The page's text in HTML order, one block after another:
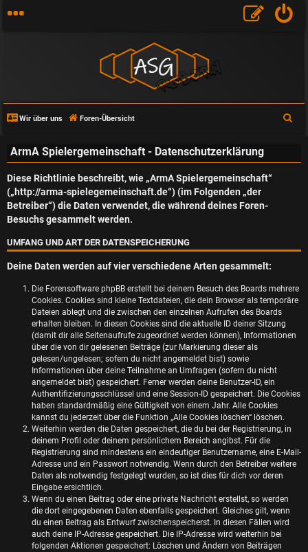
Wir über uns Foren-Übersicht
ArmA Spielergemeinschaft - Datenschutzerklärung
Diese Richtlinie beschreibt, wie „ArmA Spielergemeinschaft“
(„http://arma-spielegemeinschaft.de“) (im Folgenden „der
Betreiber“) die Daten verwendet, die während deines Foren-
Besuchs gesammelt werden.
UMFANG UND ART DER DATENSPEICHERUNG
Deine Daten werden auf vier verschiedene Arten gesammelt:
Die Forensoftware phpBB erstellt bei deinem Besuch des Boards mehrere
Cookies. Cookies sind kleine Textdateien, die dein Browser als temporäre
Dateien ablegt und die zwischen den einzelnen Aufrufen des Boards
erhalten bleiben. In diesen Cookies sind die aktuelle ID deiner Sitzung
(damit dir alle Seitenaufrufe zugeordnet werden können), Informationen
über die von dir gelesenen Beiträge (zur Markierung dieser als
gelesen/ungelesen; sofern du nicht angemeldet bist) sowie
Informationen über deine Teilnahme an Umfragen (sofern du nicht
angemeldet bist) gespeichert. Ferner werden deine Benutzer-ID, ein
Authentifizierungsschlüssel und eine Session-ID gespeichert. Die Cookies
haben standardmäßig eine Gültigkeit von einem Jahr. Alle Cookies
kannst du jederzeit über die Funktion „Alle Cookies löschen“ löschen.
Weiterhin werden die Daten gespeichert, die du bei der Registrierung, in
deinem Profil oder deinem persönlichem Bereich angibst. Für die
Registrierung sind mindestens ein eindeutiger Benutzername, eine E-Mail-
Adresse und ein Passwort notwendig. Wenn durch den Betreiber weitere
Daten als notwendig festgelegt wurden, so ist dies für dich vor deren
Eingabe ersichtlich.
Wenn du einen Beitrag oder eine private Nachricht erstellst, so werden
die dort eingegebenen Daten ebenfalls gespeichert. Gleiches gilt, wenn
du einen Beitrag als Entwurf zwischenspeicherst. In diesen Fällen wird
auch deine IP-Adresse gespeichert. Die IP-Adresse wird weiterhin bei
folgenden Aktionen gespeichert: Löschen und Ändern von Beiträgen